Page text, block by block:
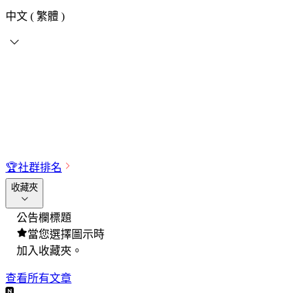
中文 ( 繁體 )
🏆社群排名
收藏夾
公告欄標題
當您選擇圖示時
加入收藏夾。
查看所有文章